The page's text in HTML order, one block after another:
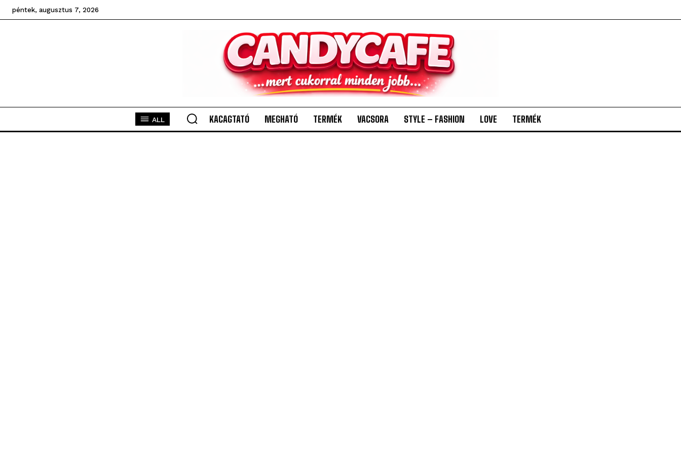
péntek, augusztus 7, 2026
ALL KACAGTATÓ MEGHATÓ TERMÉK VACSORA STYLE – FASHION LOVE TERMÉK